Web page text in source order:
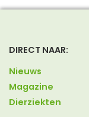
DIRECT NAAR:
Nieuws
Magazine
Dierziekten